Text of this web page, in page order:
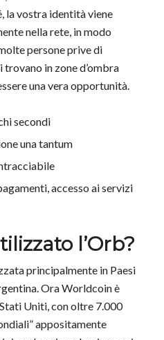
la vostra identità viene
nella rete, in modo
persone prive di
in zone d’ombra
una vera opportunità.
secondi
una tantum
accesso ai servizi
l’Orb?
principalmente in Paesi
Ora Worldcoin è
Uniti, con oltre 7.000
appositamente